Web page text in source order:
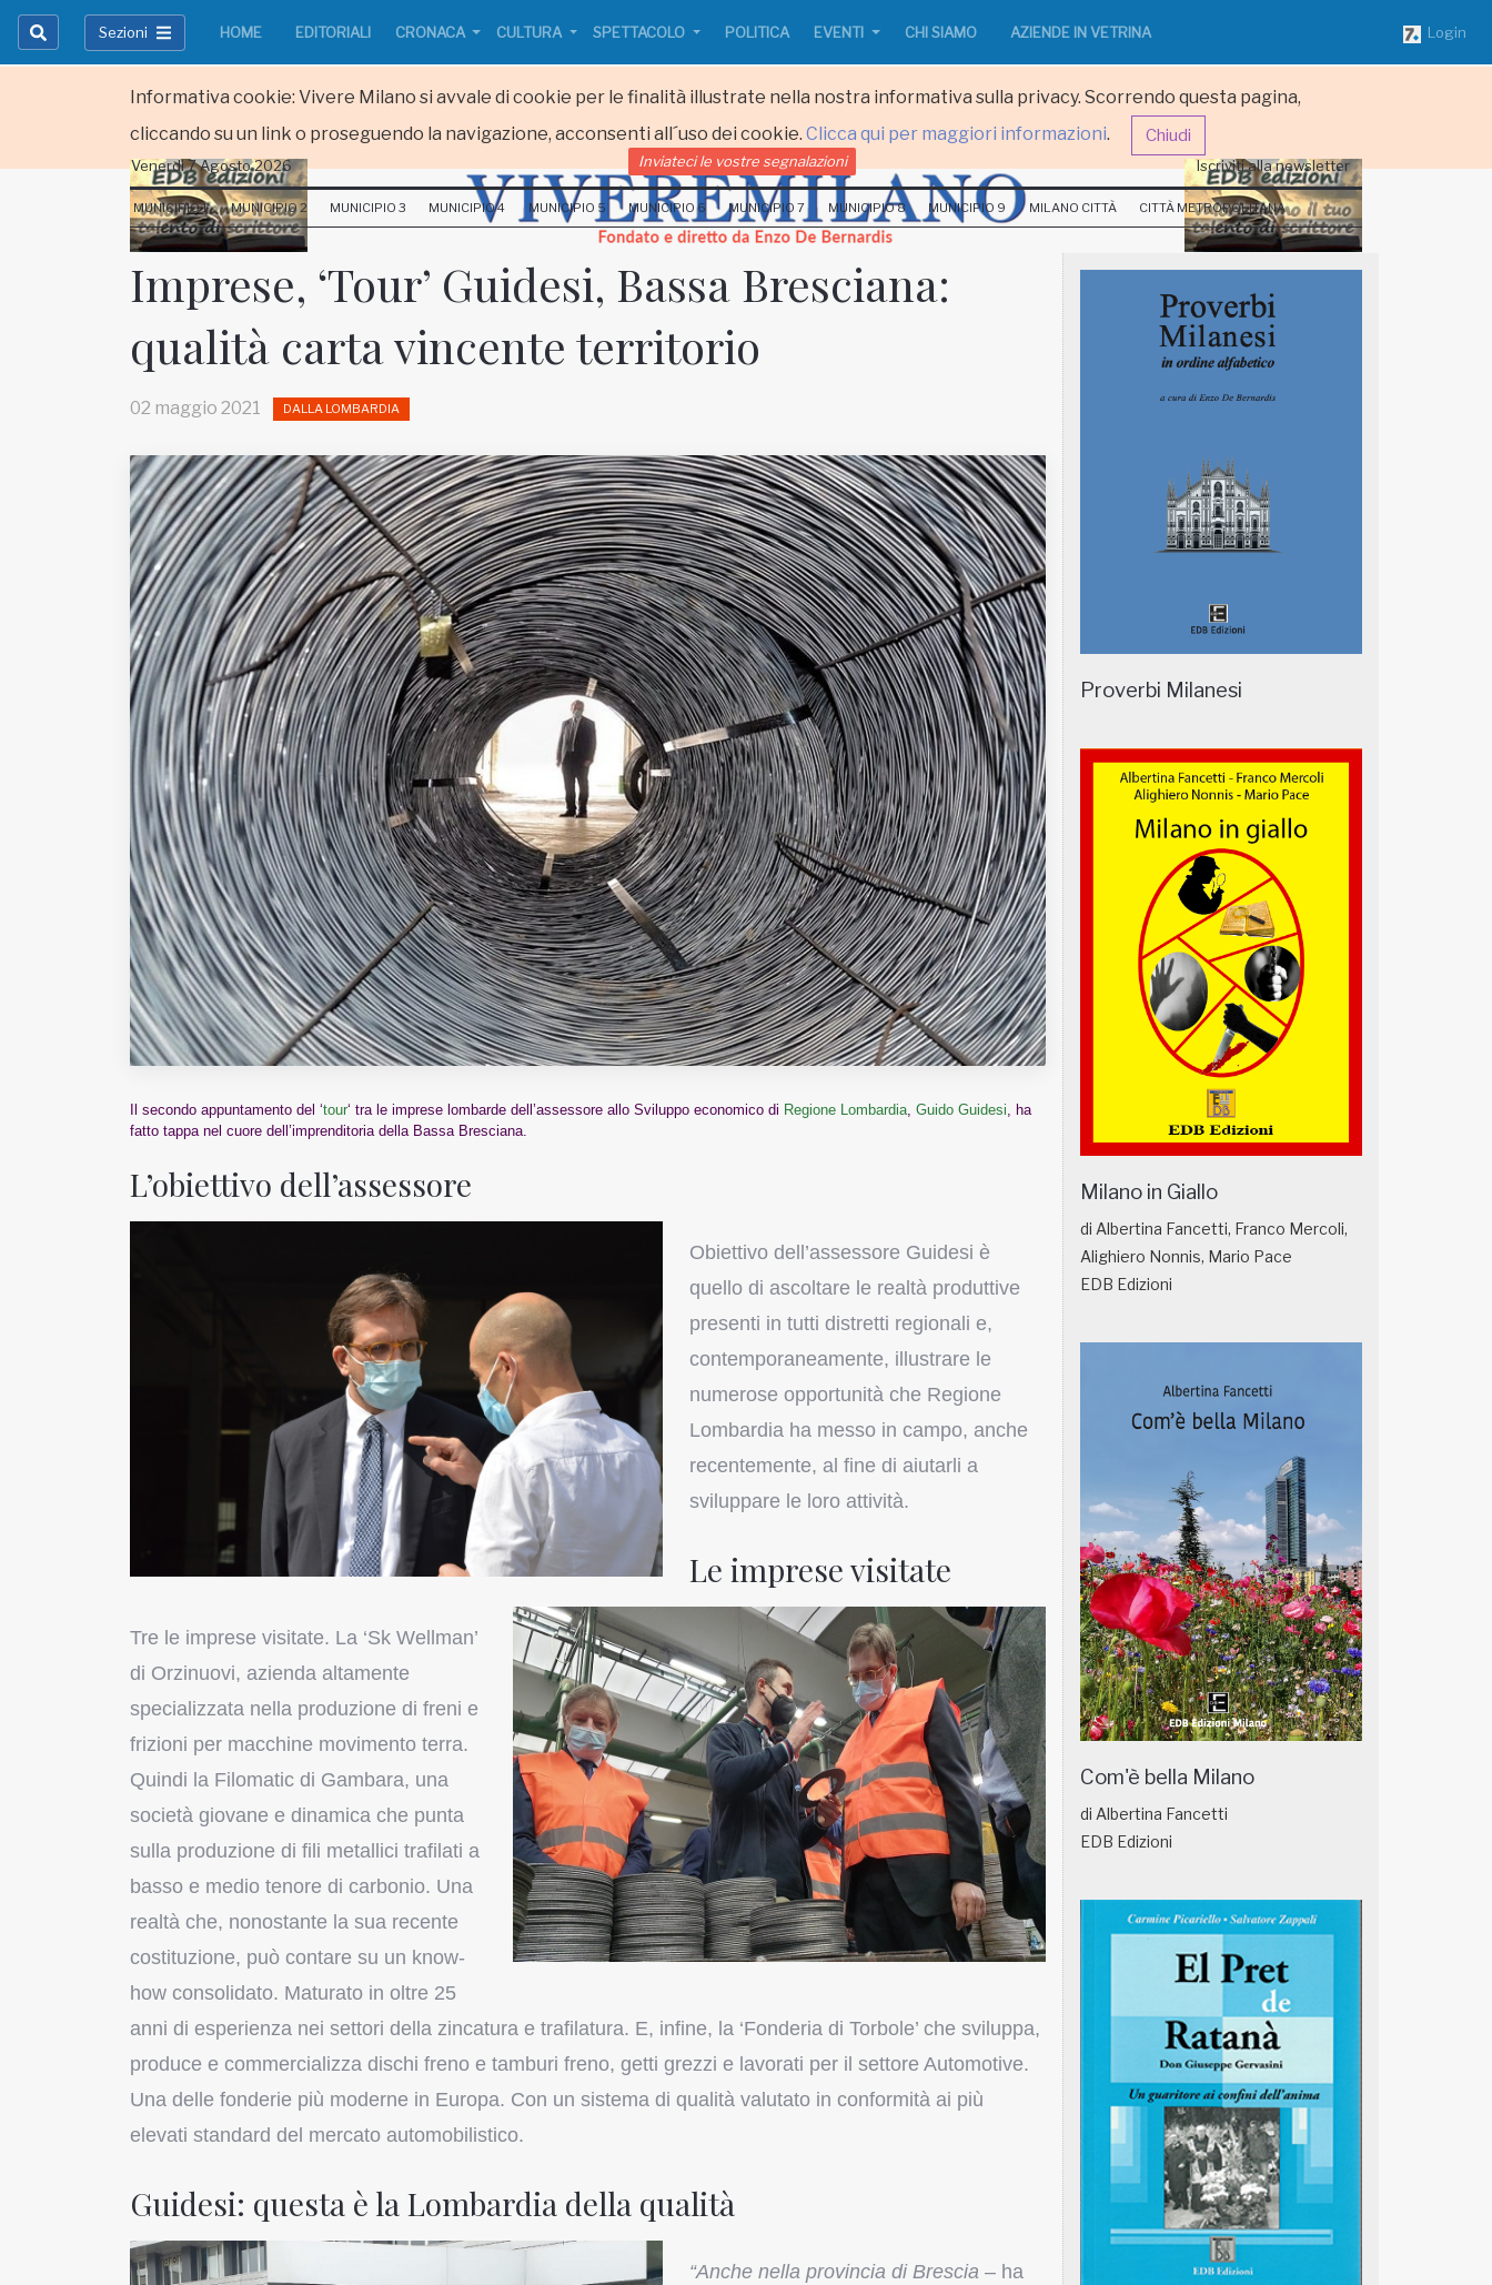
Informativa cookie: Vivere Milano si avvale di cookie per le finalità illustrate nella nostra informativa sulla privacy. Scorrendo questa pagina,
cliccando su un link o proseguendo la navigazione, acconsenti all´uso dei cookie. Clicca qui per maggiori informazioni. Chiudi
Sezioni HOME EDITORIALI CRONACA CULTURA SPETTACOLO POLITICA EVENTI CHI SIAMO AZIENDE IN VETRINA Login
Inviateci le vostre segnalazioni
Iscriviti alla newsletter
www.viveremilano.info
Fondato e diretto da Enzo De
EDB edizioni - Via Brivio angolo C.
Imbonati, 89 20159 Milano (Italia)
Informativa sulla privacy
Venerdi 7 Agosto 2026 Inviateci le vostre segnalazioni Iscriviti alla newsletter
MUNICIPIO 1 MUNICIPIO 2 MUNICIPIO 3 MUNICIPIO 4 MUNICIPIO 5 MUNICIPIO 6 MUNICIPIO 7 MUNICIPIO 8 MUNICIPIO 9 MILANO CITTÀ CITTÀ METROPOLITANA
Imprese, ‘Tour’ Guidesi, Bassa Bresciana:
qualità carta vincente territorio
02 maggio 2021 DALLA LOMBARDIA
Il secondo appuntamento del ‘tour‘ tra le imprese lombarde dell’assessore allo Sviluppo economico di Regione Lombardia, Guido Guidesi, ha
fatto tappa nel cuore dell’imprenditoria della Bassa Bresciana.
L’obiettivo dell’assessore
Obiettivo dell’assessore Guidesi è
quello di ascoltare le realtà produttive
presenti in tutti distretti regionali e,
contemporaneamente, illustrare le
numerose opportunità che Regione
Lombardia ha messo in campo, anche
recentemente, al fine di aiutarli a
sviluppare le loro attività.
Le imprese visitate
Tre le imprese visitate. La ‘Sk Wellman’
di Orzinuovi, azienda altamente
specializzata nella produzione di freni e
frizioni per macchine movimento terra.
Quindi la Filomatic di Gambara, una
società giovane e dinamica che punta
sulla produzione di fili metallici trafilati a
basso e medio tenore di carbonio. Una
realtà che, nonostante la sua recente
costituzione, può contare su un know-
how consolidato. Maturato in oltre 25
anni di esperienza nei settori della zincatura e trafilatura. E, infine, la ‘Fonderia di Torbole’ che sviluppa,
produce e commercializza dischi freno e tamburi freno, getti grezzi e lavorati per il settore Automotive.
Una delle fonderie più moderne in Europa. Con un sistema di qualità valutato in conformità ai più
elevati standard del mercato automobilistico.
Guidesi: questa è la Lombardia della qualità
“Anche nella provincia di Brescia – ha
Proverbi Milanesi
Milano in Giallo
di Albertina Fancetti, Franco Mercoli,
Alighiero Nonnis, Mario Pace
EDB Edizioni
Com'è bella Milano
di Albertina Fancetti
EDB Edizioni